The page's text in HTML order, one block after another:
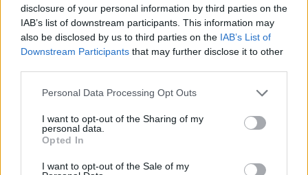
disclosure of your personal information by third parties on the
IAB’s list of downstream participants. This information may
also be disclosed by us to third parties on the IAB’s List of
Downstream Participants that may further disclose it to other
Personal Data Processing Opt Outs
I want to opt-out of the Sharing of my
personal data.
Opted In
I want to opt-out of the Sale of my
asesoramiento empresarial de cualquier sector o
empresa puede serle muy fácil.
Telecomunicaciones e Informática
convertido en una buena opción como
salida